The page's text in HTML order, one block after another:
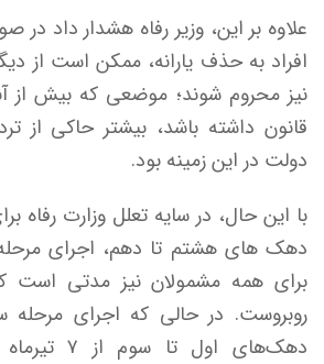
علاوه بر این، وزیر رفاه هشدار داد
افراد به حذف یارانه، ممکن است از
نیز محروم شوند؛ موضعی که بیش از
قانون داشته باشد، بیشتر حاکی از
دولت در این زمینه بود.
با این حال، در سایه تعلل وزارت رفاه
دهک های هشتم تا دهم، اجرای
برای همه مشمولان نیز مدتی است
روبروست. در حالی که اجرای
دهک‌های اول